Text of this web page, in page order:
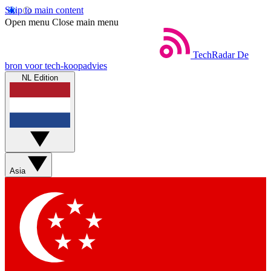
Skip to main content
Open menu Close main menu
TechRadar De
bron voor tech-koopadvies
NL Edition
Asia